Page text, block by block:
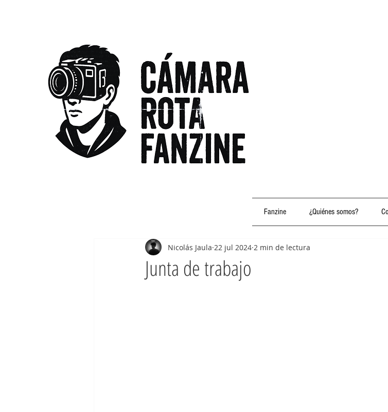
Fanzine ¿Quiénes somos?
Junta de trabajo
Nicolás Jaula 22 jul 2024 2 min de lectura